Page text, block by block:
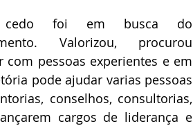
cedo foi em busca do
Valorizou, procurou
com pessoas experientes e em
pode ajudar varias pessoas
conselhos, consultorias,
cargos de liderança e